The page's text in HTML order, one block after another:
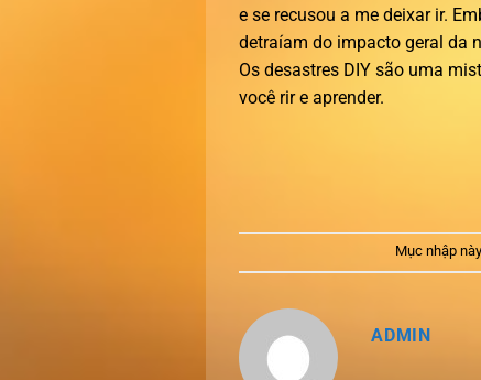
e se recusou a me deixar ir.
detraíam do impacto geral da
Os desastres DIY são uma
você rir e aprender.
Mục nhập
ADMIN